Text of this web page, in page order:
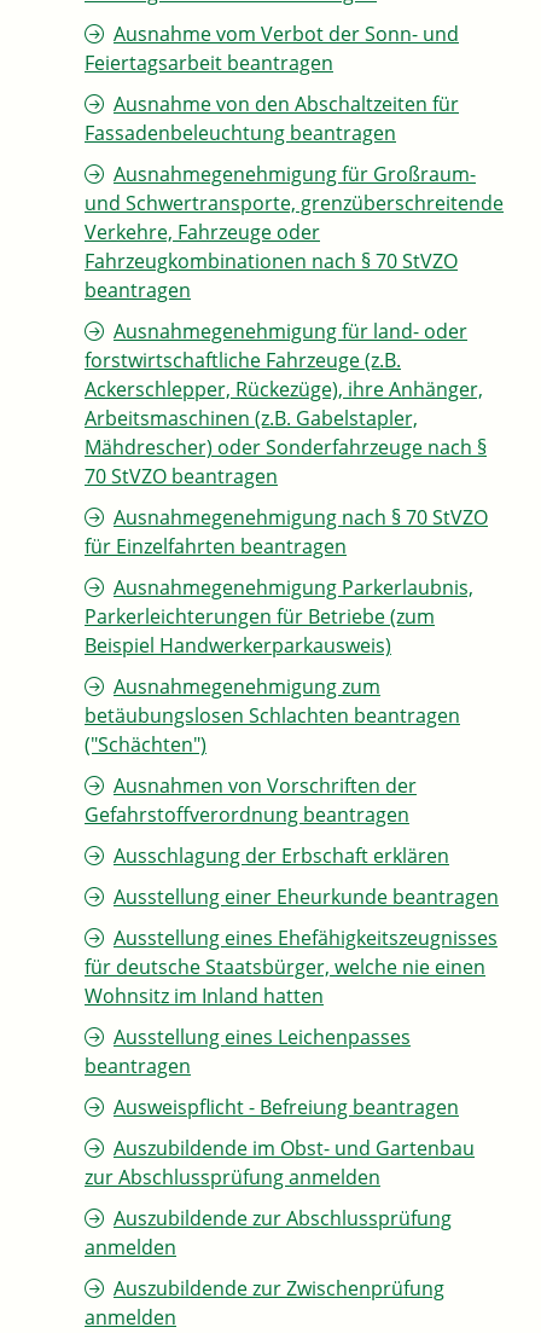
Ausnahme vom Verbot der Sonn- und
Feiertagsarbeit beantragen
Ausnahme von den Abschaltzeiten für
Fassadenbeleuchtung beantragen
Ausnahmegenehmigung für Großraum-
und Schwertransporte, grenzüberschreitende
Verkehre, Fahrzeuge oder
Fahrzeugkombinationen nach § 70 StVZO
beantragen
Ausnahmegenehmigung für land- oder
forstwirtschaftliche Fahrzeuge (z.B.
Ackerschlepper, Rückezüge), ihre Anhänger,
Arbeitsmaschinen (z.B. Gabelstapler,
Mähdrescher) oder Sonderfahrzeuge nach §
70 StVZO beantragen
Ausnahmegenehmigung nach § 70 StVZO
für Einzelfahrten beantragen
Ausnahmegenehmigung Parkerlaubnis,
Parkerleichterungen für Betriebe (zum
Beispiel Handwerkerparkausweis)
Ausnahmegenehmigung zum
betäubungslosen Schlachten beantragen
("Schächten")
Ausnahmen von Vorschriften der
Gefahrstoffverordnung beantragen
Ausschlagung der Erbschaft erklären
Ausstellung einer Eheurkunde beantragen
Ausstellung eines Ehefähigkeitszeugnisses
für deutsche Staatsbürger, welche nie einen
Wohnsitz im Inland hatten
Ausstellung eines Leichenpasses
beantragen
Ausweispflicht - Befreiung beantragen
Auszubildende im Obst- und Gartenbau
zur Abschlussprüfung anmelden
Auszubildende zur Abschlussprüfung
anmelden
Auszubildende zur Zwischenprüfung
anmelden